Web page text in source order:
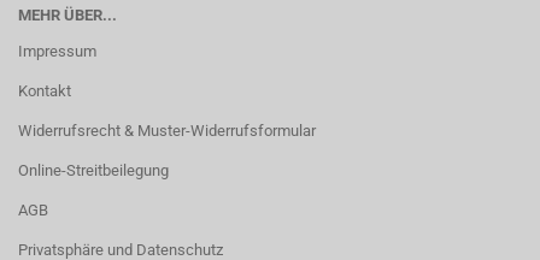
MEHR ÜBER...
Impressum
Kontakt
Widerrufsrecht & Muster-Widerrufsformular
Online-Streitbeilegung
AGB
Privatsphäre und Datenschutz